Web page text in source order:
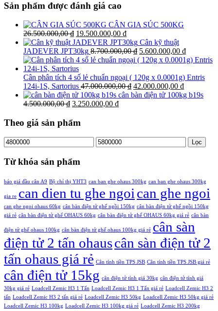
Sản phẩm được đánh giá cao
CÂN GIA SÚC 500KG
26.500.000,00₫ Giá
gốc
là:
26.500.000,00 ₫.
19.500.000,00 ₫Giá
hiện
tại
là:
Cân kỹ thuật
JADEVER JPT30kg 8.700.000,00₫ Giá
gốc
8.700.000,00 ₫.
5.600.000,00 ₫Giá
hiện
là:
Cân phân tích 4 số lẻ chuẩn ngoại ( 120g x 0.0001g) Entris
124i-1S, Sartorius 47.000.000,00₫ Giá
gốc
42.000.000,00 ₫Giá
hiện
cân bàn điện tử 100kg b19s
4.500.000,00₫ Giá
là:
3.250.000,00 ₫Giá
3.250.000,00 ₫.
Theo giá sản phẩm
Giá
tối
thiểu
Giá
tối
Lọc
Từ khóa sản phẩm
báo giá đầu cân A9 Bộ chỉ thị YHT3 can ban ghe ohaus 300kg can ban ghe ohaus 300kg
gia re can dien tu ghe ngoi can ghe ngoi
can ghe ngoi ohaus 60kg cân bàn điện tử ghế ngồi 150kg cân bàn điện tử ghế ngồi 150kg
giá rẻ cân bàn điện tử ghế OHAUS 60kg cân bàn điện tử ghế OHAUS 60kg giá rẻ cân bàn
điện tử ghế ohaus 100kg cân bàn điện tử ghế ohaus 100kg giá rẻ cân sàn
điện tử 2 tấn ohauscân sàn điện tử 2
tấn ohaus giá rẻ Cân tính tiền TPS JSB Cân tính tiền TPS JSB giá rẻ
cân điện tử 15kg cân điện tử tính giá 30kg cân điện tử tính giá
30kg giá rẻ Loadcell Zemic H3 1 Tấn Loadcell Zemic H3 1 Tấn giá rẻ Loadcell Zemic H3 2
tấn Loadcell Zemic H3 2 tấn giá rẻ Loadcell Zemic H3 50kg Loadcell Zemic H3 50kg giá rẻ
Loadcell Zemic H3 100kg Loadcell Zemic H3 100kg giá rẻ Loadcell Zemic H3 200kg